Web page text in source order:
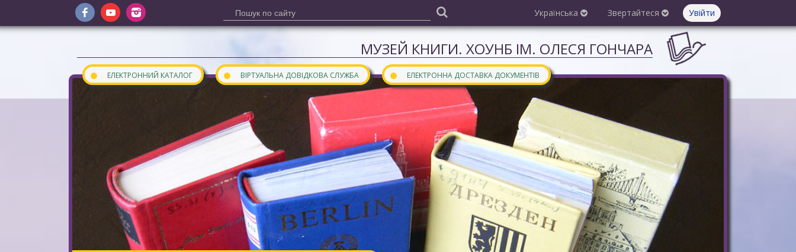
Українська Звертайтеся Увійти
МУЗЕЙ КНИГИ. ХОУНБ ІМ. ОЛЕСЯ ГОНЧАРА
● ЕЛЕКТРОННИЙ КАТАЛОГ ● ВІРТУАЛЬНА ДОВІДКОВА СЛУЖБА ● ЕЛЕКТРОННА ДОСТАВКА ДОКУМЕНТІВ